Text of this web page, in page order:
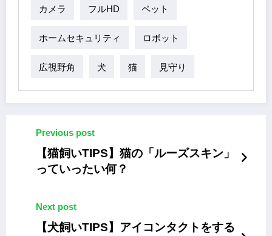
カメラ フルHD ペット
ホームセキュリティ ロボット
広視野角 犬 猫 見守り
Previous post
【猫飼いTIPS】猫の「ルーズスキン」
っていったい何？
Next post
【犬飼いTIPS】アイコンタクトをする